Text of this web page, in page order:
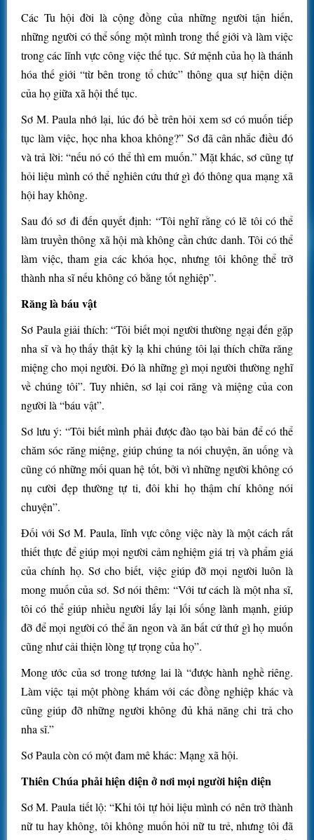
Các Tu hội đời là cộng đồng của những người tận hiến,
những người có thể sống một mình trong thế giới và làm việc
trong các lĩnh vực công việc thế tục. Sứ mệnh của họ là thánh
hóa thế giới “từ bên trong tổ chức” thông qua sự hiện diện
của họ giữa xã hội thế tục.
Sơ M. Paula nhớ lại, lúc đó bề trên hỏi xem sơ có muốn tiếp
tục làm việc, học nha khoa không?” Sơ đã cân nhắc điều đó
và trả lời: “nếu nó có thể thì em muốn.” Mặt khác, sơ cũng tự
hỏi liệu mình có thể nghiên cứu thứ gì đó thông qua mạng xã
hội hay không.
Sau đó sơ đi đến quyết định: “Tôi nghĩ rằng có lẽ tôi có thể
làm truyền thông xã hội mà không cần chức danh. Tôi có thể
làm việc, tham gia các khóa học, nhưng tôi không thể trở
thành nha sĩ nếu không có bằng tốt nghiệp”.
Răng là báu vật
Sơ Paula giải thích: “Tôi biết mọi người thường ngại đến gặp
nha sĩ và họ thấy thật kỳ lạ khi chúng tôi lại thích chữa răng
miệng cho mọi người. Đó là những gì mọi người thường nghĩ
về chúng tôi”. Tuy nhiên, sơ lại coi răng và miệng của con
người là “báu vật”.
Sơ lưu ý: “Tôi biết mình phải được đào tạo bài bản để có thể
chăm sóc răng miệng, giúp chúng ta nói chuyện, ăn uống và
cũng có những mối quan hệ tốt, bởi vì những người không có
nụ cười đẹp thường tự ti, đôi khi họ thậm chí không nói
chuyện”.
Đối với Sơ M. Paula, lĩnh vực công việc này là một cách rất
thiết thực để giúp mọi người cảm nghiệm giá trị và phẩm giá
của chính họ. Sơ cho biết, việc giúp đỡ mọi người luôn là
mong muốn của sơ. Sơ nói thêm: “Với tư cách là một nha sĩ,
tôi có thể giúp nhiều người lấy lại lối sống lành mạnh, giúp
đỡ để mọi người có thể ăn ngon và ăn bất cứ thứ gì họ muốn
cũng như cải thiện lòng tự trọng của họ”.
Mong ước của sơ trong tương lai là “được hành nghề riêng.
Làm việc tại một phòng khám với các đồng nghiệp khác và
cũng giúp đỡ những người không đủ khả năng chi trả cho
nha sĩ.”
Sơ Paula còn có một đam mê khác: Mạng xã hội.
Thiên Chúa phải hiện diện ở nơi mọi người hiện diện
Sơ M. Paula tiết lộ: “Khi tôi tự hỏi liệu mình có nên trở thành
nữ tu hay không, tôi không muốn hỏi nữ tu trẻ, nhưng tôi đã